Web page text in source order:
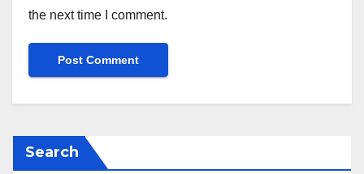
the next time I comment.
Search